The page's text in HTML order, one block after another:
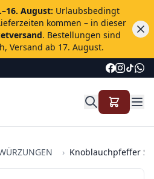
August: Urlaubsbedingt
kommen – in dieser
. Bestellungen sind
Versand ab 17. August.
› Knoblauchpfeffer